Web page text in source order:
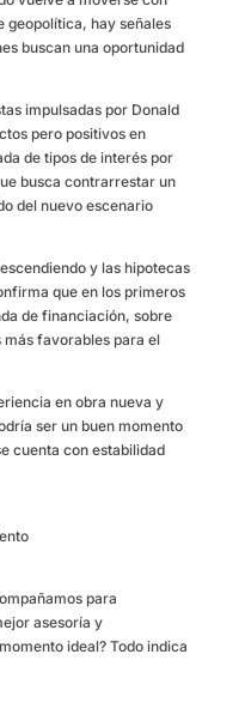
geopolítica, hay señales
buscan una oportunidad
impulsadas por Donald
pero positivos en
de tipos de interés por
busca contrarrestar un
del nuevo escenario
y las hipotecas
que en los primeros
de financiación, sobre
favorables para el
en obra nueva y
ser un buen momento
cuenta con estabilidad
para
asesoría y
ideal? Todo indica